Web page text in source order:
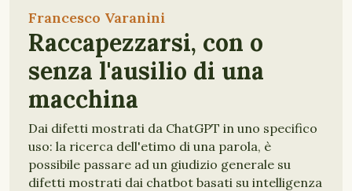
Francesco Varanini
Raccapezzarsi, con o
senza l'ausilio di una
macchina
Dai difetti mostrati da ChatGPT in uno specifico
uso: la ricerca dell'etimo di una parola, è
possibile passare ad un giudizio generale su
difetti mostrati dai chatbot basati su intelligenza